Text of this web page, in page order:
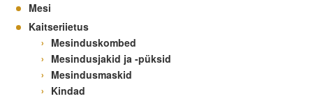
Mesi
Kaitseriietus
Mesinduskombed
Mesindusjakid ja -püksid
Mesindusmaskid
Kindad